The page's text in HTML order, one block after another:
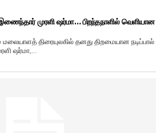
முரளி ஷர்மா… பிறந்தநாளில் வெளியான
மலையாளத் திரையுலகில் தனது திறமையான நடிப்பால்
ஷர்மா,...